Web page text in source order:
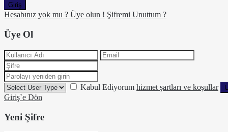
Giriş
Hesabınız yok mu ? Üye olun ! Şifremi Unuttum ?
Üye Ol
Kabul Ediyorum hizmet şartları ve koşullar
Giriş`e Dön
Yeni Şifre